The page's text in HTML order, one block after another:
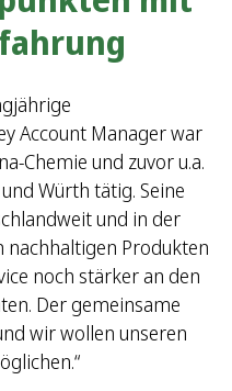
Account Manager war
Chemie und zuvor u.a.
Würth tätig. Seine
und in der
nachhaltigen Produkten
noch stärker an den
Der gemeinsame
wir wollen unseren